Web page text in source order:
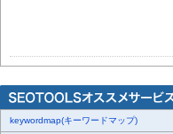
keywordmap(キーワードマップ)